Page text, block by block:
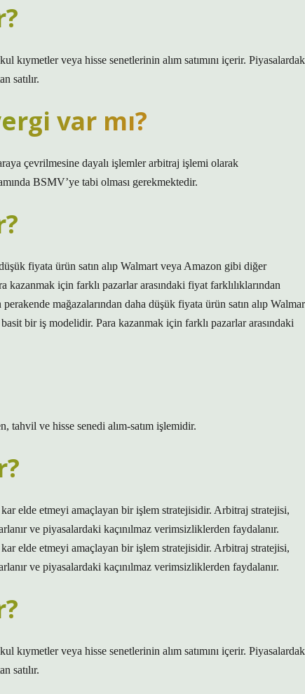
veya hisse senetlerinin alım satımını içerir.
satılır.
var mı?
çevrilmesine dayalı işlemler arbitraj işlemi olarak
BSMV’ye tabi olması gerekmektedir.
fiyata ürün satın alıp Walmart veya Amazon gibi diğer
için farklı pazarlar arasındaki fiyat farklılıklarından
mağazalarından daha düşük fiyata ürün satın alıp
bir iş modelidir. Para kazanmak için farklı pazarlar arasındaki
tahvil ve hisse senedi alım-satım işlemidir.
elde etmeyi amaçlayan bir işlem stratejisidir. Arbitraj stratejisi,
ve piyasalardaki kaçınılmaz verimsizliklerden faydalanır.
elde etmeyi amaçlayan bir işlem stratejisidir. Arbitraj stratejisi,
ve piyasalardaki kaçınılmaz verimsizliklerden faydalanır.
veya hisse senetlerinin alım satımını içerir.
satılır.